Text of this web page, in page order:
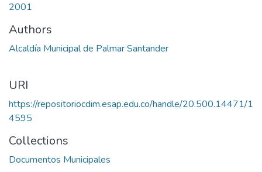
2001
Authors
Alcaldía Municipal de Palmar Santander
URI
https://repositoriocdim.esap.edu.co/handle/20.500.14471/1
4595
Collections
Documentos Municipales